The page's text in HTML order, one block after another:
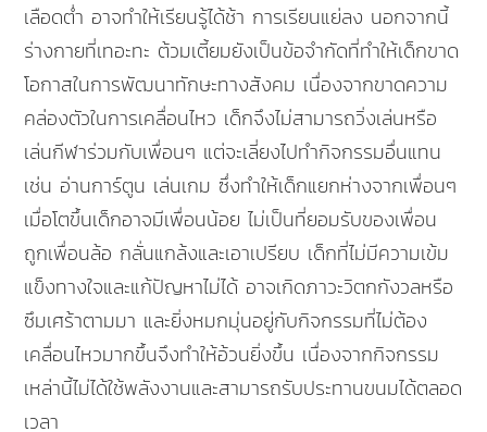
เลือดต่ำ อาจทำให้เรียนรู้ได้ช้า การเรียนแย่ลง นอกจากนี้
ร่างกายที่เทอะทะ ต้วมเตี้ยมยังเป็นข้อจำกัดที่ทำให้เด็กขาด
โอกาสในการพัฒนาทักษะทางสังคม เนื่องจากขาดความ
คล่องตัวในการเคลื่อนไหว เด็กจึงไม่สามารถวิ่งเล่นหรือ
เล่นกีฬาร่วมกับเพื่อนๆ แต่จะเลี่ยงไปทำกิจกรรมอื่นแทน
เช่น อ่านการ์ตูน เล่นเกม ซึ่งทำให้เด็กแยกห่างจากเพื่อนๆ
เมื่อโตขึ้นเด็กอาจมีเพื่อนน้อย ไม่เป็นที่ยอมรับของเพื่อน
ถูกเพื่อนล้อ กลั่นแกล้งและเอาเปรียบ เด็กที่ไม่มีความเข้ม
แข็งทางใจและแก้ปัญหาไม่ได้ อาจเกิดภาวะวิตกกังวลหรือ
ซึมเศร้าตามมา และยิ่งหมกมุ่นอยู่กับกิจกรรมที่ไม่ต้อง
เคลื่อนไหวมากขึ้นจึงทำให้อ้วนยิ่งขึ้น เนื่องจากกิจกรรม
เหล่านี้ไม่ได้ใช้พลังงานและสามารถรับประทานขนมได้ตลอด
เวลา